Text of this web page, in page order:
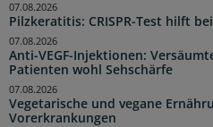
Pilzkeratitis: CRISPR-Test hilft
07.08.2026
Anti-VEGF-Injektionen:
Patienten wohl Sehschärfe
07.08.2026
Vegetarische und vegane
Vorerkrankungen
07.08.2026